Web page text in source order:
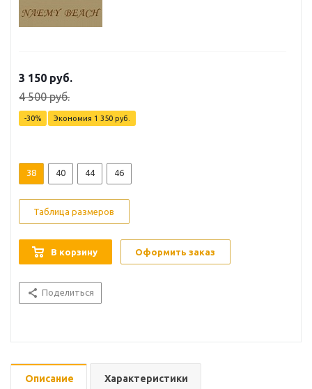
3 150 руб.
4 500руб.
-30% Экономия 1 350 руб.
38 40 44 46
Таблица размеров
В корзину Оформить заказ
Поделиться
Описание Характеристики